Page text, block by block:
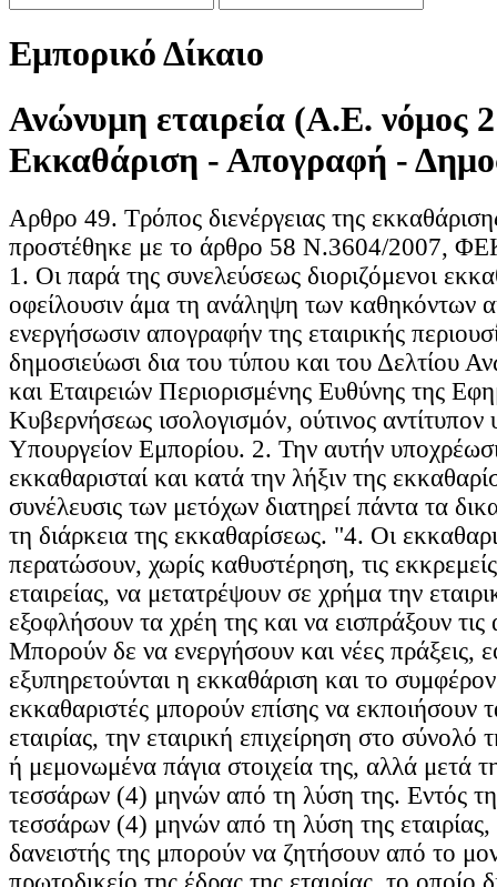
Εμπορικό Δίκαιο
Ανώνυμη εταιρεία (Α.Ε. νόμος
Εκκαθάριση - Απογραφή -
Αρθρο 49. Τρόπος διενέργειας της
προστέθηκε με το άρθρο 58 Ν.3604/2007,
1. Οι παρά της συνελεύσεως διοριζόμενοι
οφείλουσιν άμα τη ανάληψη των καθηκόντων
ενεργήσωσιν απογραφήν της εταιρικής
δημοσιεύωσι δια του τύπου και του Δελτίου
και Εταιρειών Περιορισμένης Ευθύνης της
Κυβερνήσεως ισολογισμόν, ούτινος αντίτυπον
Υπουργείον Εμπορίου. 2. Την αυτήν
εκκαθαρισταί και κατά την λήξιν της
συνέλευσις των μετόχων διατηρεί πάντα τα
τη διάρκεια της εκκαθαρίσεως. "4. Οι
περατώσουν, χωρίς καθυστέρηση, τις
εταιρείας, να μετατρέψουν σε χρήμα την
εξοφλήσουν τα χρέη της και να εισπράξουν τις
Μπορούν δε να ενεργήσουν και νέες πράξεις,
εξυπηρετούνται η εκκαθάριση και το συμφέρον
εκκαθαριστές μπορούν επίσης να εκποιήσουν
εταιρίας, την εταιρική επιχείρηση στο σύνολό
ή μεμονωμένα πάγια στοιχεία της, αλλά μετά
τεσσάρων (4) μηνών από τη λύση της. Εντός
τεσσάρων (4) μηνών από τη λύση της εταιρίας,
δανειστής της μπορούν να ζητήσουν από το